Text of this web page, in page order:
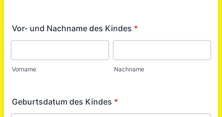
Vor- und Nachname des Kindes *
Vorname Nachname
Geburtsdatum des Kindes *